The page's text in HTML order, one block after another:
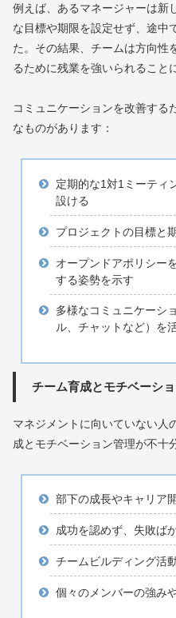
例えば、あるマネージャーは新
な目標や期限を設定せず、途中
た。その結果、チームは方向性
るために残業を強いられること
コミュニケーションを改善する
なものがあります：
定期的な1対1ミーティ
設ける
プロジェクトの目標と
オープンドアポリシー
する姿勢を示す
多様なコミュニケーシ
ル、チャットなど）を
チーム育成とモチベーシ
マネジメントに向いていない人
成とモチベーション管理が不十
部下の成長やキャリア
成功を認めず、失敗ば
チームビルディング活
個々のメンバーの強み